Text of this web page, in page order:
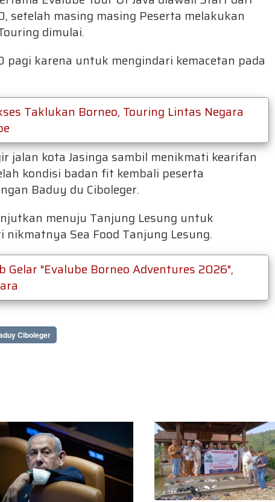
setelah masing masing Peserta melakukan
dimulai.
karena untuk mengindari kemacetan pada
Taklukan Borneo, Touring Lintas Negara
jalan kota Jasinga sambil menikmati kearifan
kondisi badan fit kembali peserta
Baduy du Ciboleger.
menuju Tanjung Lesung untuk
Sea Food Tanjung Lesung.
Gelar "Evalube Borneo Adventures 2026",
Ciboleger